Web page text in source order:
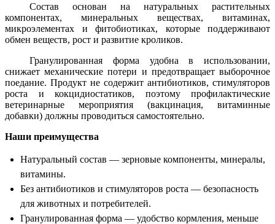
Состав основан на натуральных растительных
компонентах, минеральных веществах, витаминах,
микроэлементах и фитобиотиках, которые поддерживают
обмен веществ, рост и развитие кроликов.
Гранулированная форма удобна в использовании,
снижает механические потери и предотвращает выборочное
поедание. Продукт не содержит антибиотиков, стимуляторов
роста и кокцидиостатиков, поэтому профилактические
ветеринарные мероприятия (вакцинация, витаминные
добавки) должны проводиться самостоятельно.
Наши преимущества
Натуральный состав — зерновые компоненты, минералы,
витамины.
Без антибиотиков и стимуляторов роста — безопасность
для животных и потребителей.
Гранулированная форма — удобство кормления, меньше